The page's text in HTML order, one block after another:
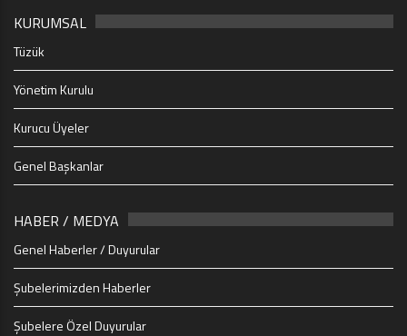
KURUMSAL
Tüzük
Yönetim Kurulu
Kurucu Üyeler
Genel Başkanlar
HABER / MEDYA
Genel Haberler / Duyurular
Şubelerimizden Haberler
Şubelere Özel Duyurular